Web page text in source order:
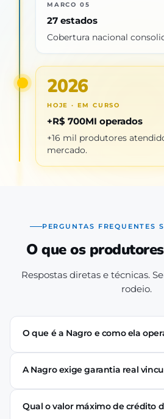
MARCO 05
27 estados
Cobertura nacional
2026
HOJE · EM CURSO
+R$ 700MI operados
+16 mil produtores
mercado.
PERGUNTAS FREQUENTES
O que os
Respostas diretas e técnicas.
rodeio.
O que é a Nagro e como ela
A Nagro é uma Sociedade de
autorizada pelo Banco Central,
se cadastra pelo app, passa pela
produtivo e (se aprovado) recebe o
A Nagro exige garantia real
Não. Nenhuma linha de crédito da
de terra, rebanho ou maquinário.
perfil produtivo do tomador —
Qual o valor máximo de crédito